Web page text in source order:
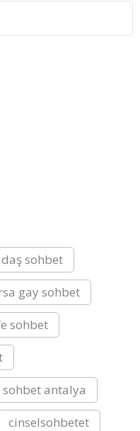
sohbet
gay sohbet
sohbet
sohbet antalya
cinselsohbetet